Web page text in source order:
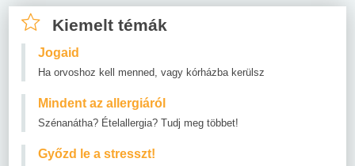
Kiemelt témák
Jogaid
Ha orvoshoz kell menned, vagy kórházba kerülsz
Mindent az allergiáról
Szénanátha? Ételallergia? Tudj meg többet!
Győzd le a stresszt!